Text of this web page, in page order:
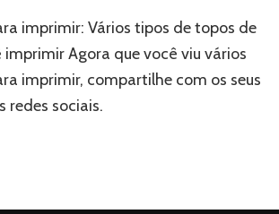
imprimir: Vários tipos de topos de
imprimir Agora que você viu vários
imprimir, compartilhe com os seus
redes sociais.